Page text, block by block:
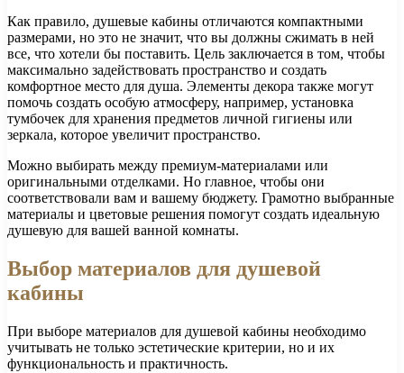
Как правило, душевые кабины отличаются компактными
размерами, но это не значит, что вы должны сжимать в ней
все, что хотели бы поставить. Цель заключается в том, чтобы
максимально задействовать пространство и создать
комфортное место для душа. Элементы декора также могут
помочь создать особую атмосферу, например, установка
тумбочек для хранения предметов личной гигиены или
зеркала, которое увеличит пространство.
Можно выбирать между премиум-материалами или
оригинальными отделками. Но главное, чтобы они
соответствовали вам и вашему бюджету. Грамотно выбранные
материалы и цветовые решения помогут создать идеальную
душевую для вашей ванной комнаты.
Выбор материалов для душевой
кабины
При выборе материалов для душевой кабины необходимо
учитывать не только эстетические критерии, но и их
функциональность и практичность.